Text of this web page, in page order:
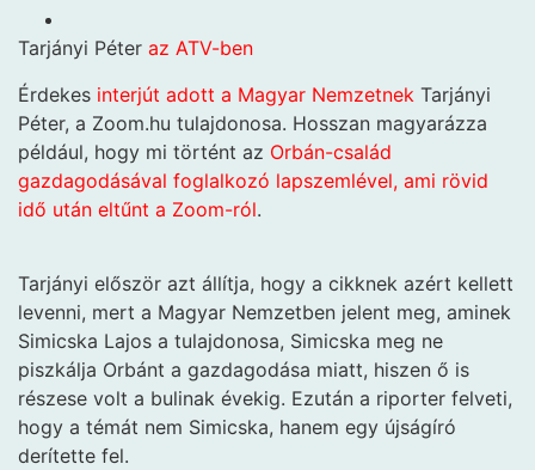
Tarjányi Péter az ATV-ben
Érdekes interjút adott a Magyar Nemzetnek Tarjányi
Péter, a Zoom.hu tulajdonosa. Hosszan magyarázza
például, hogy mi történt az Orbán-család
gazdagodásával foglalkozó lapszemlével, ami rövid
idő után eltűnt a Zoom-ról.
Tarjányi először azt állítja, hogy a cikknek azért kellett
levenni, mert a Magyar Nemzetben jelent meg, aminek
Simicska Lajos a tulajdonosa, Simicska meg ne
piszkálja Orbánt a gazdagodása miatt, hiszen ő is
részese volt a bulinak évekig. Ezután a riporter felveti,
hogy a témát nem Simicska, hanem egy újságíró
derítette fel.